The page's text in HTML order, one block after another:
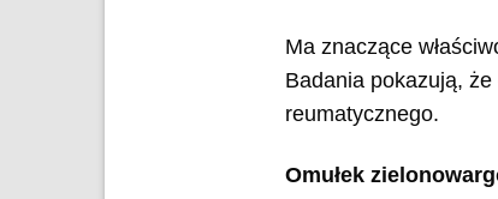
Ma znaczące
Badania pokazują,
reumatycznego.
Omułek